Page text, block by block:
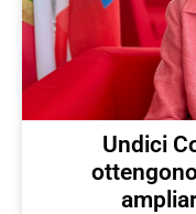
Undici